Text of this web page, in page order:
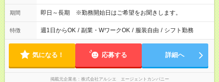
土日祝 9:30～16:00 / 10:00～18:00 / 15:00～20:30（休憩1時
間）
期間 即日～長期 ※勤務開始日はご希望をお聞きします。
特徴 週1日からOK / 副業・WワークOK / 服装自由 / シフト勤務
気になる！ 応募する 詳細へ
掲載元企業名 株式会社アルシエ エージェントカンパニー